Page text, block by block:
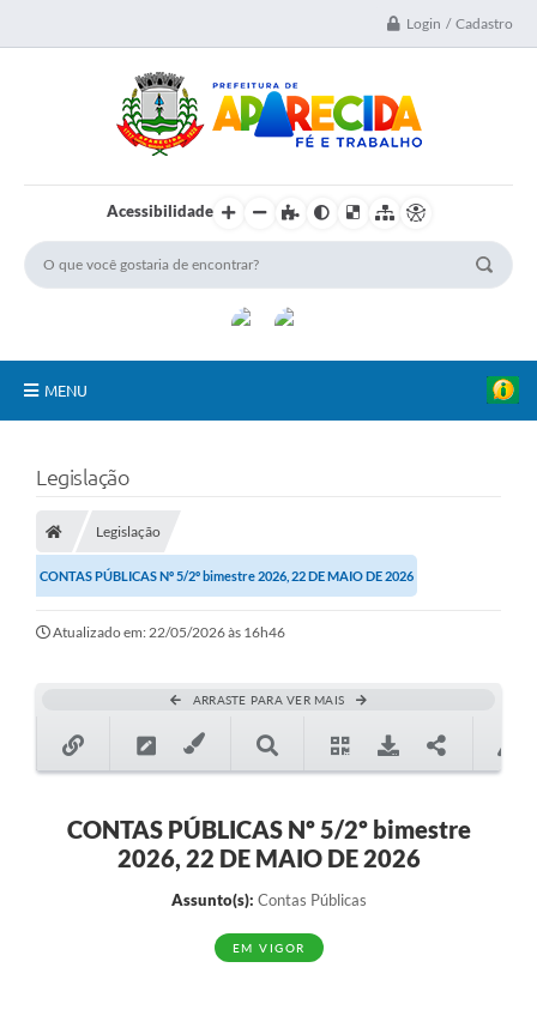
Login / Cadastro
Acessibilidade
MENU
Secretarias
Transparência
Turismo
SIC
Serviços Online
Legislação
Legislação
Legislação
CONTAS PÚBLICAS Nº 5/2º bimestre 2026, 22 DE MAIO DE 2026
Atualizado em: 22/05/2026 às 16h46
ARRASTE PARA VER MAIS
CONTAS PÚBLICAS Nº 5/2º bimestre
2026, 22 DE MAIO DE 2026
Assunto(s): Contas Públicas
EM VIGOR